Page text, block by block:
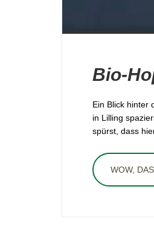
Bio-
Ein Blick hinter
in Lilling
spürst, dass
WOW,